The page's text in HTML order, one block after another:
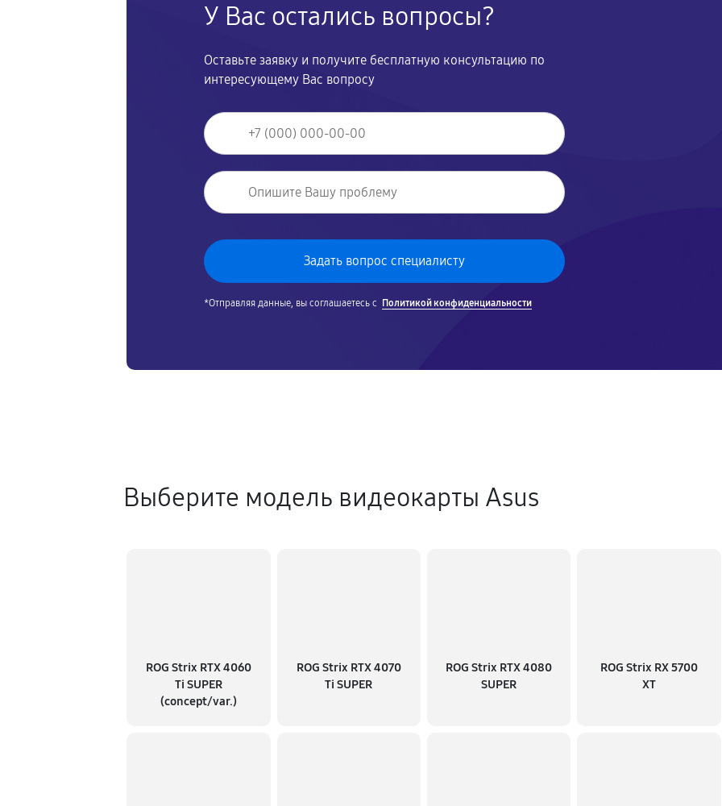
У Вас остались вопросы?
Оставьте заявку и получите бесплатную консультацию по
интересующему Вас вопросу
*Отправляя данные, вы соглашаетесь с Политикой конфиденциальности
Выберите модель видеокарты Asus
ROG Strix RTX 4060
Ti SUPER
(concept/var.)
ROG Strix RTX 4070
Ti SUPER
ROG Strix RTX 4080
SUPER
ROG Strix RX 5700
XT